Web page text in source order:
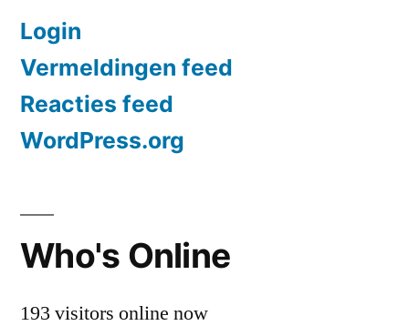
Login
Vermeldingen feed
Reacties feed
WordPress.org
Who's Online
193 visitors online now